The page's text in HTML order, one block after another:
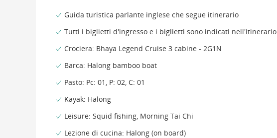
Guida turistica parlante inglese che segue itinerario
Tutti i biglietti d'ingresso e i biglietti sono indicati nell'itinerario
Crociera: Bhaya Legend Cruise 3 cabine - 2G1N
Barca: Halong bamboo boat
Pasto: Pc: 01, P: 02, C: 01
Kayak: Halong
Leisure: Squid fishing, Morning Tai Chi
Lezione di cucina: Halong (on board)